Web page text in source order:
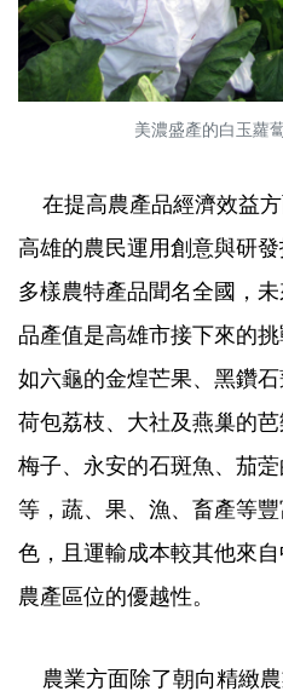
美濃盛產的白玉蘿
在提高農產品經濟效益
高雄的農民運用創意與研
多樣農特產品聞名全國，
品產值是高雄市接下來的
如六龜的金煌芒果、黑鑽
荷包荔枝、大社及燕巢的
梅子、永安的石斑魚、茄
等，蔬、果、漁、畜產等
色，且運輸成本較其他來
農產區位的優越性。
農業方面除了朝向精緻